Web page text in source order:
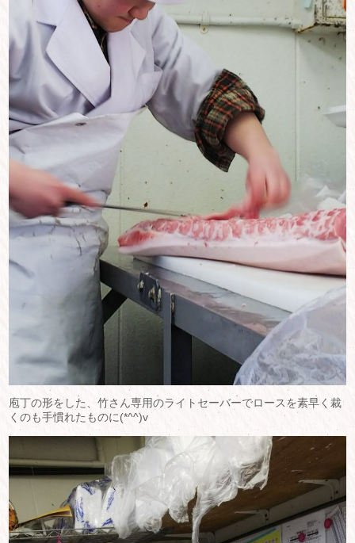
庖丁の形をした、竹さん専用のライトセーバーでロースを素早く裁
くのも手慣れたものに(*^^)v